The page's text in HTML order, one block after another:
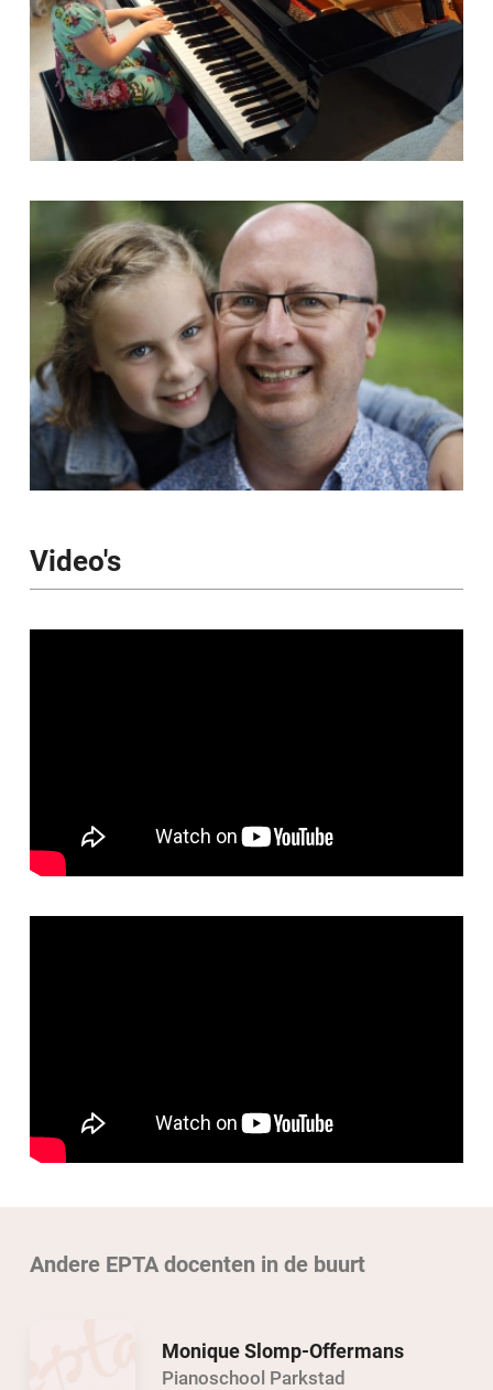
Video's
Andere EPTA docenten in de buurt
Monique Slomp-Offermans
Pianoschool Parkstad